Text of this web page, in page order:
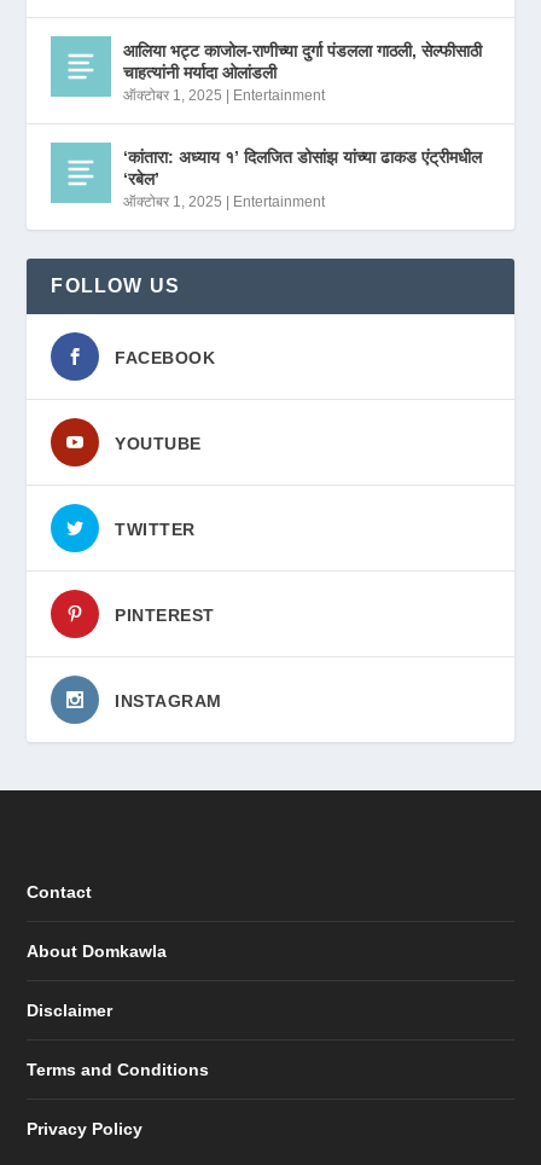
आलिया भट्ट काजोल-राणीच्या दुर्गा पंडलला गाठली, सेल्फीसाठी
चाहत्यांनी मर्यादा ओलांडली
ऑक्टोबर 1, 2025 Entertainment
‘कांतारा: अध्याय १’ दिलजित डोसांझ यांच्या ढाकड एंट्रीमधील
‘रबेल’
ऑक्टोबर 1, 2025 Entertainment
FOLLOW US
FACEBOOK
YOUTUBE
TWITTER
PINTEREST
INSTAGRAM
Contact
About Domkawla
Disclaimer
Terms and Conditions
Privacy Policy